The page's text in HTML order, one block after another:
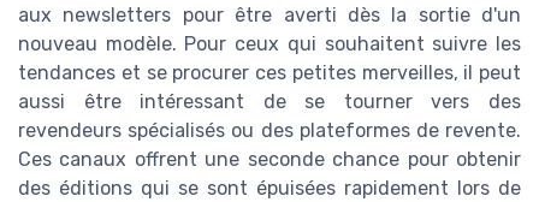
aux newsletters pour être averti dès la sortie d'un
nouveau modèle. Pour ceux qui souhaitent suivre les
tendances et se procurer ces petites merveilles, il peut
aussi être intéressant de se tourner vers des
revendeurs spécialisés ou des plateformes de revente.
Ces canaux offrent une seconde chance pour obtenir
des éditions qui se sont épuisées rapidement lors de